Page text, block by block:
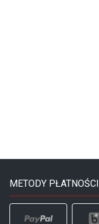
METODY PŁATNOŚCI